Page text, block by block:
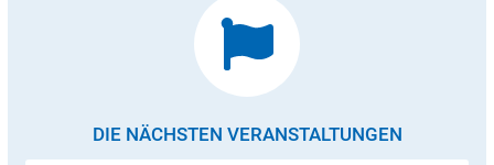
DIE NÄCHSTEN VERANSTALTUNGEN